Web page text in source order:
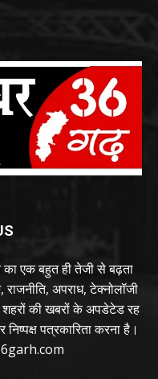
एक बहुत ही तेजी से बढ़ता
अपराध, टेक्नोलॉजी
की खबरों के अपडेटेड रह
पत्रकारिता करना है।